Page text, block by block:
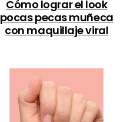
Cómo lograr el look
pocas pecas muñeca
con maquillaje viral